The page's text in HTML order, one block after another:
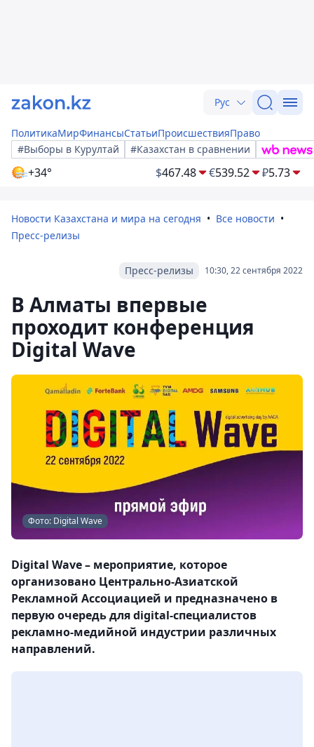
Рус
ПолитикаМирФинансыСтатьиПроисшествияПраво
#Выборы в Курултай
#Казахстан в сравнении
+34° $467.48 €539.52 ₽5.73
Новости Казахстана и мира на сегодня
Все новости
Пресс-релизы
10:30, 22 сентября 2022
Пресс-релизы
В Алматы впервые
проходит конференция
Digital Wave
Фото: Digital Wave
Digital Wave – мероприятие, которое
организовано Центрально-Азиатской
Рекламной Ассоциацией и предназначено в
первую очередь для digital-специалистов
рекламно-медийной индустрии различных
направлений.